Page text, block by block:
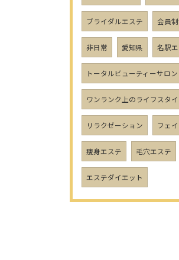
ブライダルエステ 会員
非日常 愛知県 名駅
トータルビューティーサロン
ワンランク上のライフスタ
リラクゼーション フェ
痩身エステ 毛穴エステ
エステダイエット